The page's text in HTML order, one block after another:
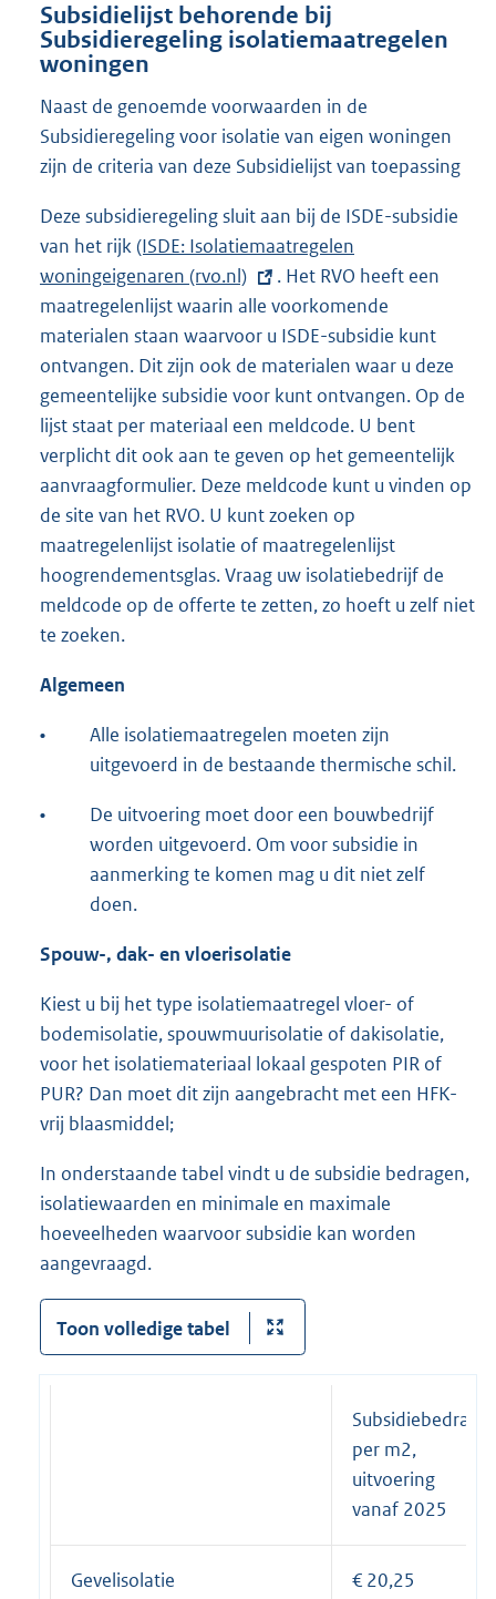
Subsidielijst behorende bij
Subsidieregeling isolatiemaatregelen
woningen
Naast de genoemde voorwaarden in de
Subsidieregeling voor isolatie van eigen woningen
zijn de criteria van deze Subsidielijst van toepassing
Deze subsidieregeling sluit aan bij de ISDE-subsidie
van het rijkE
x
t
e
r
n
e
l
i
n
k
:
(ISDE: Isolatiemaatregelen
woningeigenaren (rvo.nl)
. Het RVO heeft een
maatregelenlijst waarin alle voorkomende
materialen staan waarvoor u ISDE-subsidie kunt
ontvangen. Dit zijn ook de materialen waar u deze
gemeentelijke subsidie voor kunt ontvangen. Op de
lijst staat per materiaal een meldcode. U bent
verplicht dit ook aan te geven op het gemeentelijk
aanvraagformulier. Deze meldcode kunt u vinden op
de site van het RVO. U kunt zoeken op
maatregelenlijst isolatie of maatregelenlijst
hoogrendementsglas. Vraag uw isolatiebedrijf de
meldcode op de offerte te zetten, zo hoeft u zelf niet
te zoeken.
Algemeen
•
Alle isolatiemaatregelen moeten zijn
uitgevoerd in de bestaande thermische schil.
•
De uitvoering moet door een bouwbedrijf
worden uitgevoerd. Om voor subsidie in
aanmerking te komen mag u dit niet zelf
doen.
Spouw-, dak- en vloerisolatie
Kiest u bij het type isolatiemaatregel vloer- of
bodemisolatie, spouwmuurisolatie of dakisolatie,
voor het isolatiemateriaal lokaal gespoten PIR of
PUR? Dan moet dit zijn aangebracht met een HFK-
vrij blaasmiddel;
In onderstaande tabel vindt u de subsidie bedragen,
isolatiewaarden en minimale en maximale
hoeveelheden waarvoor subsidie kan worden
aangevraagd.
Toon volledige tabel
Subsidiebedrag
per m2,
uitvoering
vanaf 2025
Gevelisolatie € 20,25